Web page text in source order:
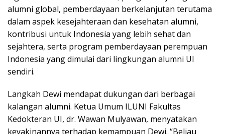
alumni global, pemberdayaan berkelanjutan terutama
dalam aspek kesejahteraan dan kesehatan alumni,
kontribusi untuk Indonesia yang lebih sehat dan
sejahtera, serta program pemberdayaan perempuan
Indonesia yang dimulai dari lingkungan alumni UI
sendiri.
Langkah Dewi mendapat dukungan dari berbagai
kalangan alumni. Ketua Umum ILUNI Fakultas
Kedokteran UI, dr. Wawan Mulyawan, menyatakan
keyakinannya terhadap kemampuan Dewi. “Beliau